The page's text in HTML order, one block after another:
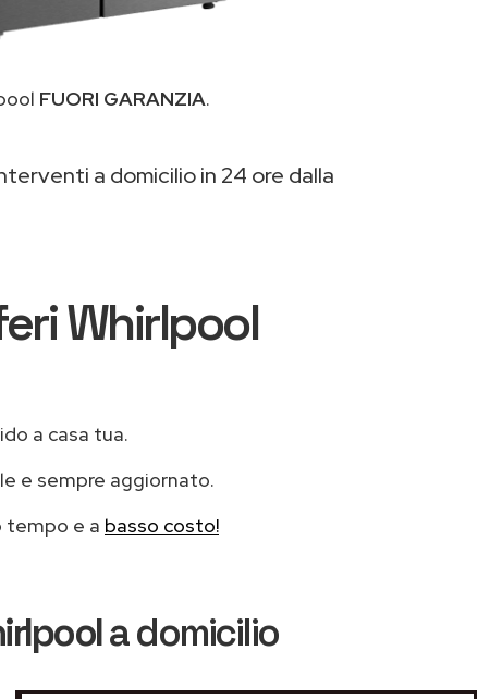
FUORI GARANZIA.
a domicilio in 24 ore dalla
Whirlpool
a casa tua.
e sempre aggiornato.
tempo e a basso costo!
a domicilio